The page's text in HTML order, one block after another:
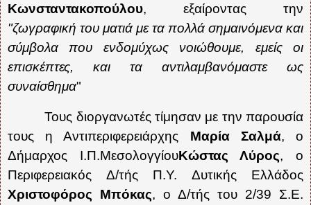
Κωνσταντακοπούλου, εξαίροντας την
"ζωγραφική του ματιά με τα πολλά σημαινόμενα και
σύμβολα που ενδομύχως νοιώθουμε, εμείς οι
επισκέπτες, και τα αντιλαμβανόμαστε ως
συναίσθημα"
Τους διοργανωτές τίμησαν με την παρουσία
τους η Αντιπεριφερειάρχης Μαρία Σαλμά, ο
Δήμαρχος Ι.Π.ΜεσολογγίουΚώστας Λύρος, ο
Περιφερειακός Δ/τής Π.Υ. Δυτικής Ελλάδος
Χριστοφόρος Μπόκας, ο Δ/τής του 2/39 Σ.Ε.